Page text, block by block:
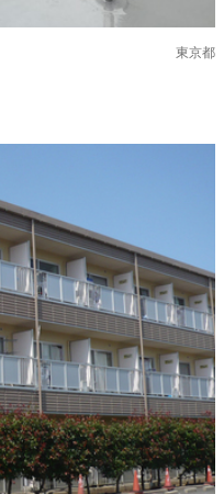
東京都